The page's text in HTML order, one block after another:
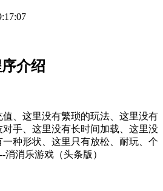
介绍
、这里没有繁琐的玩法、这里没有
手、这里没有长时间加载、这里没
种形状、这里只有放松、耐玩、个
消消乐游戏（头条版）